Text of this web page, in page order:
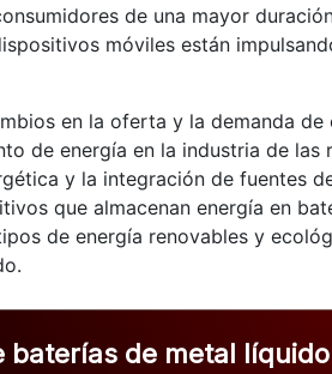
de una mayor
móviles están
en la oferta y la demanda
de energía en la industria de
y la integración de fuentes
que almacenan energía en
de energía renovables y
baterías de metal líquido